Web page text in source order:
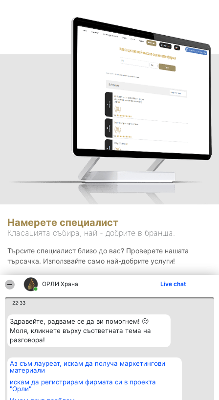
ОРЛИ Храна Live chat
22:33
Здравейте, радваме се да ви помогнем! 🙂
Моля, кликнете върху съответната тема на
разговора!
Аз съм лауреат, искам да получа маркетингови
материали
искам да регистрирам фирмата си в проекта
"Орли"
Намерете специалист
Класацията събира, най - добрите в бранша.
Търсите специалист близо до вас? Проверете нашата
търсачка. Използвайте само най-добрите услуги!
Организатор на
класиране
BulevardulAleea Timișul De
Sus Nr. 2, Bl. A30, Sc. A, Et.
Класация
всички
Контакти